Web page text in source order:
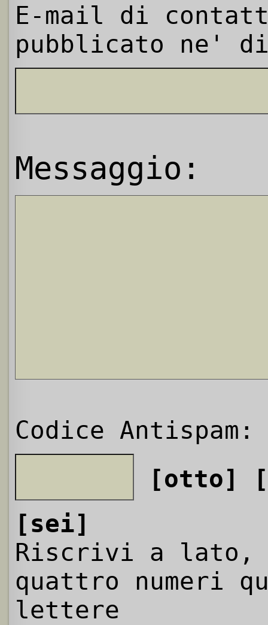
E-mail di
pubblicato ne'
Messaggio:
Codice Antispam:
[otto]
[sei]
Riscrivi a
quattro numeri
lettere